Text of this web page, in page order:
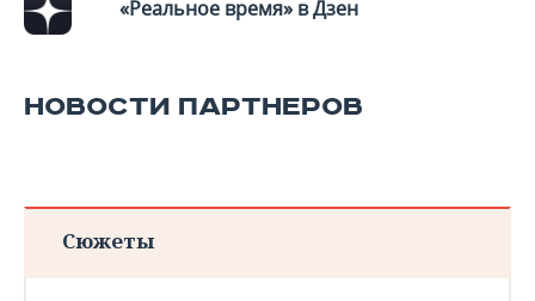
«Реальное время» в Дзен
НОВОСТИ ПАРТНЕРОВ
Сюжеты